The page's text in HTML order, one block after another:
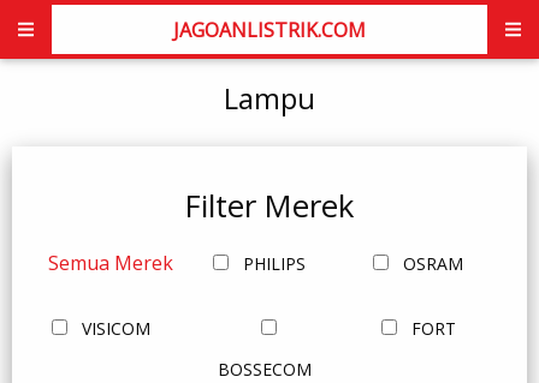
JAGOANLISTRIK.COM
Lampu
Filter Merek
Semua Merek PHILIPS OSRAM
VISICOM
BOSSECOM
FORT